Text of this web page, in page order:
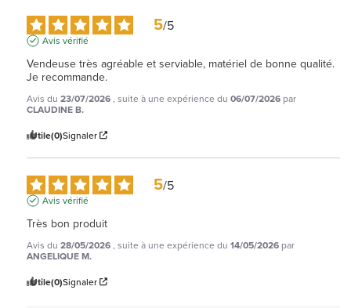
5/5
Avis vérifié
Vendeuse très agréable et serviable, matériel de bonne qualité.
Je recommande.
Avis du 23/07/2026, suite à une expérience du 06/07/2026 par
CLAUDINE B.
Utile(0)Signaler
5/5
Avis vérifié
Très bon produit
Avis du 28/05/2026, suite à une expérience du 14/05/2026 par
ANGELIQUE M.
Utile(0)Signaler